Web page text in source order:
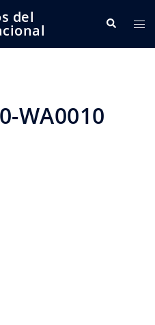
del Buscar
WA0010